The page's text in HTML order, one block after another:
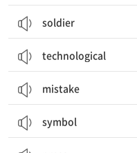
soldier
technological
mistake
symbol